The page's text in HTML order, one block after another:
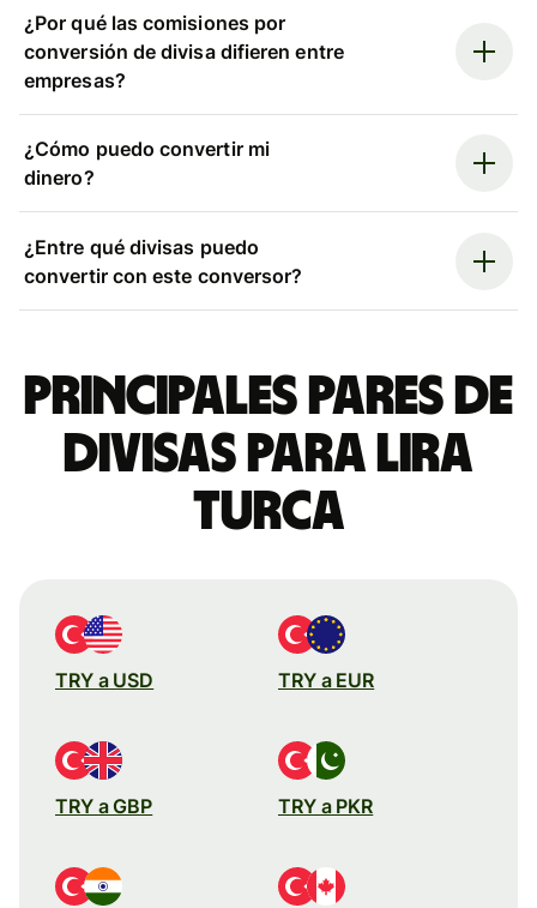
¿Por qué las comisiones por
conversión de divisa difieren entre
empresas?
¿Cómo puedo convertir mi
dinero?
¿Entre qué divisas puedo
convertir con este conversor?
Principales pares de
divisas para lira
turca
TRY a USD TRY a EUR
TRY a GBP TRY a PKR